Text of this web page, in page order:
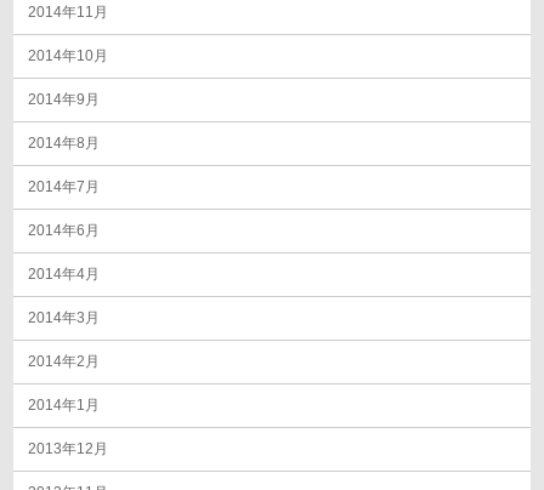
2014年11月
2014年10月
2014年9月
2014年8月
2014年7月
2014年6月
2014年4月
2014年3月
2014年2月
2014年1月
2013年12月